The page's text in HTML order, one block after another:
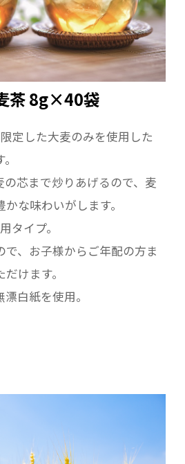
茶 8g×40袋
定した大麦のみを使用した
芯まで炒りあげるので、麦
な味わいがします。
タイプ。
で、お子様からご年配の方ま
けます。
白紙を使用。